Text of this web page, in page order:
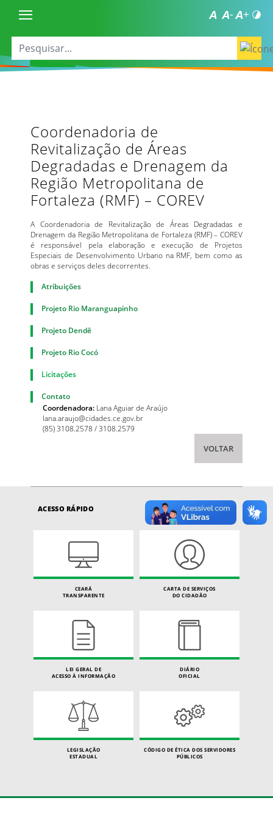
Coordenadoria de
Revitalização de Áreas
Degradadas e Drenagem da
Região Metropolitana de
Fortaleza (RMF) – COREV
A Coordenadoria de Revitalização de Áreas Degradadas e
Drenagem da Região Metropolitana de Fortaleza (RMF) – COREV
é responsável pela elaboração e execução de Projetos
Especiais de Desenvolvimento Urbano na RMF, bem como as
obras e serviços deles decorrentes.
Atribuições
Projeto Rio Maranguapinho
Projeto Dendê
Projeto Rio Cocó
Licitações
Contato
Coordenadora: Lana Aguiar de Araújo
lana.araujo@cidades.ce.gov.br
(85) 3108.2578 / 3108.2579
VOLTAR
ACESSO RÁPIDO
CEARÁ
TRANSPARENTE
CARTA DE SERVIÇOS
DO CIDADÃO
LEI GERAL DE
ACESSO À INFORMAÇÃO
DIÁRIO
OFICIAL
LEGISLAÇÃO
ESTADUAL
CÓDIGO DE ÉTICA DOS SERVIDORES
PÚBLICOS